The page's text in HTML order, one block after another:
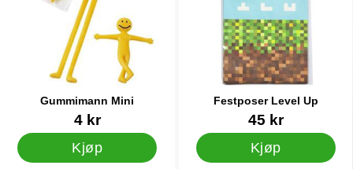
Gummimann Mini
Varenummer 12483
4 kr
Kjøp
Festposer Level Up
Varenummer 38258
45 kr
Kjøp